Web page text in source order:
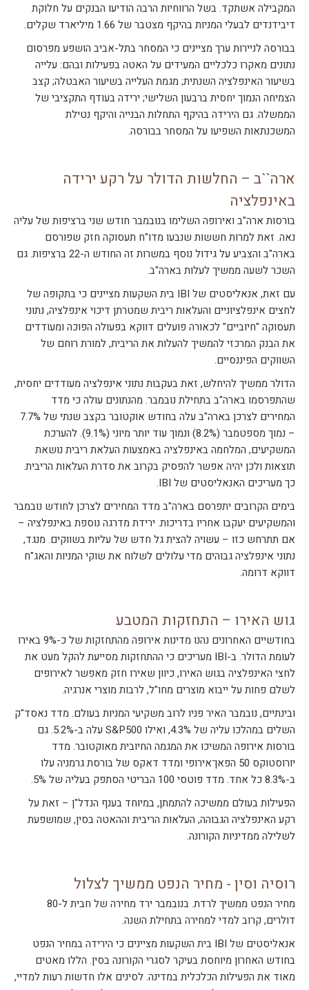
המקבילה אשתקד. בשל הרווחיות הרבה הודיעו הבנקים על חלוקת
דיבידנדים לבעלי המניות בהיקף מצטבר של 1.66 מיליארד שקלים.
בבורסה לניירות ערך מציינים כי המסחר בתל-אביב הושפע מפרסום
נתונים מאקרו כלכליים המעידים על האטה בפעילות ובהם: עלייה
בשיעור האינפלציה השנתית; מגמת העלייה בשיעור האבטלה; קצב
הצמיחה הנמוך יחסית ברבעון השלישי; ירידה בעודף התקציבי של
הממשלה. גם הירידה בהיקף התחלות הבנייה והיקף נטילת
המשכנתאות השפיעו על המסחר בבורסה.
ארה``ב – החלשות הדולר על רקע ירידה
באינפלציה
בורסות ארה"ב ואירופה השלימו בנובמבר חודש שני ברציפות של עליה
נאה. זאת למרות חששות שנבעו מדו"ח תעסוקה חזק שפורסם
בארה"ב והצביע על גידול נוסף במשרות זה החודש ה-22 ברציפות. גם
השכר לשעה ממשיך לעלות בארה"ב.
עם זאת, אנאליסטים של IBI בית השקעות מציינים כי בתקופה של
לחצים אינפלציוניים והעלאות ריבית שמטרתן דיכוי אינפלציה, נתוני
תעסוקה "חיוביים" לכאורה פועלים דווקא בפעולה הפוכה ומעודדים
את הבנק המרכזי להמשיך להעלות את הריבית, למורת רוחם של
השווקים הפיננסיים.
הדולר ממשיך להיחלש, זאת בעקבות נתוני אינפלציה מעודדים יחסית,
שהתפרסמו בארה"ב בתחילת נובמבר. מהנתונים עולה כי מדד
המחירים לצרכן בארה"ב עלה בחודש אוקטובר בקצב שנתי של 7.7%
– נמוך מספטמבר (8.2%) ונמוך עוד יותר מיוני (9.1%). להערכת
המשקיעים, המלחמה באינפלציה באמצעות העלאת ריבית נושאת
תוצאות ולכן יהיה אפשר להפסיק בקרוב את סדרת העלאות הריבית.
כך מעריכים האנאליסטים של IBI.
בימים הקרובים יתפרסם בארה"ב מדד המחירים לצרכן לחודש נובמבר
והמשקיעים יעקבו אחריו בדריכות. ירידת מדרגה נוספת באינפלציה –
אם תתרחש כזו – עשויה להצית גל חדש של עליות בשווקים. מנגד,
נתוני אינפלציה גבוהים מדי עלולים לשלוח את שוקי המניות והאג"ח
דווקא דרומה.
גוש האירו – התחזקות המטבע
בחודשיים האחרונים נהנו מדינות אירופה מהתחזקות של כ-9% באירו
לעומת הדולר. ב-IBI מעריכים כי ההתחזקות מסייעת להקל מעט את
לחצי האינפלציה בגוש האירו, כיוון שאירו חזק מאפשר לאירופים
לשלם פחות על ייבוא מוצרים מחו"ל, לרבות מוצרי אנרגיה.
ובינתיים, נובמבר האיר פניו לרוב משקיעי המניות בעולם. מדד נאסד"ק
השלים במהלכו עליה של 4.3%, ואילו S&P500 עלה ב-5.2%. גם
בורסות אירופה המשיכו את המגמה החיובית מאוקטובר. מדד
יורוסטוקס 50 הפאן־אירופי ומדד דאקס של בורסת גרמניה עלו
ב-8.3% כל אחד. מדד פוטסי 100 הבריטי הסתפק בעליה של 5%.
הפעילות בעולם ממשיכה להתמתן, במיוחד בענף הנדל"ן – זאת על
רקע האינפלציה הגבוהה, העלאות הריבית וההאטה בסין, שמושפעת
לשלילה ממדיניות הקורונה.
רוסיה וסין - מחיר הנפט ממשיך לצלול
מחיר הנפט ממשיך לרדת. בנובמבר ירד מחירה של חבית ל-80
דולרים, קרוב למדי למחירה בתחילת השנה.
אנאליסטים של IBI בית השקעות מציינים כי הירידה במחיר הנפט
בחודש האחרון מיוחסת בעיקר לסגרי הקורונה בסין. הללו מאטים
מאוד את הפעילות הכלכלית במדינה. לסינים אלו חדשות רעות למדיי,